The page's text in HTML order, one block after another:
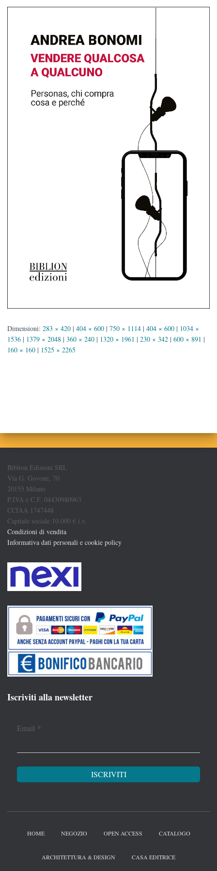
Dimensioni: 283 × 420 | 404 × 600 | 750 × 1114 | 404 × 600 | 1034 ×
1536 | 1379 × 2048 | 360 × 240 | 1320 × 1961 | 230 × 342 | 600 × 891 |
160 × 160 | 1525 × 2265
Biblion Edizioni SRL
Via G. Govone, 70
20155 Milano
P.IVA e C.F. 04430980963
CCIAA 1747448
Capitale sociale 10.000 € i.v.
Condizioni di vendita
Informativa dati personali e cookie policy
Iscriviti alla newsletter
Email *
HOME NEGOZIO OPEN ACCESS CATALOGO
ARCHITETTURA & DESIGN CASA EDITRICE